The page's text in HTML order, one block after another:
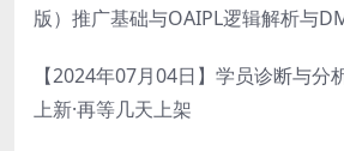
版）推广基础与OAIPL逻辑解析与
【2024年07月04日】学员诊断与分
上新·再等几天上架